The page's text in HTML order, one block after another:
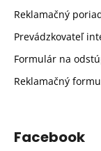
Reklamačný
Prevádzkovateľ
Formulár na
Reklamačný
Facebook